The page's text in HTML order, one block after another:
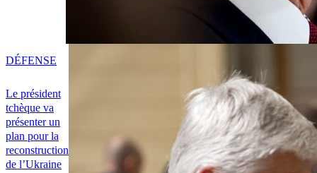
Le président
tchèque va
présenter un
plan pour la
reconstruction
de l’Ukraine
DÉFENSE